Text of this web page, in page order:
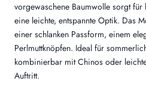
vorgewaschene Baumwolle sorgt für
eine leichte, entspannte Optik. Das
einer schlanken Passform, einem
Perlmuttknöpfen. Ideal für
kombinierbar mit Chinos oder
Auftritt.